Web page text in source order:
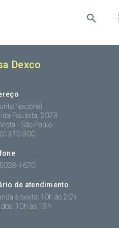
Dexco
Nacional
Paulista, 2073
- São Paulo
300
1670
de atendimento
à sexta: 10h às 20h
10h às 18h